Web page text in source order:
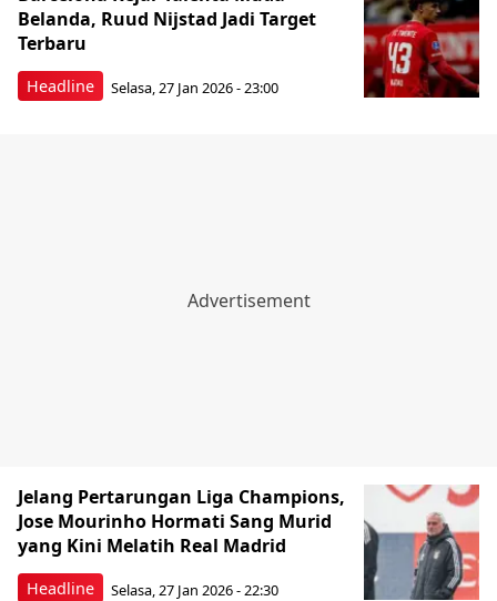
Headline
Belanda, Ruud Nijstad Jadi Target
Terbaru
Selasa, 27 Jan 2026 - 23:00
Headline
Jelang Pertarungan Liga Champions,
Jose Mourinho Hormati Sang Murid
yang Kini Melatih Real Madrid
Selasa, 27 Jan 2026 - 22:30